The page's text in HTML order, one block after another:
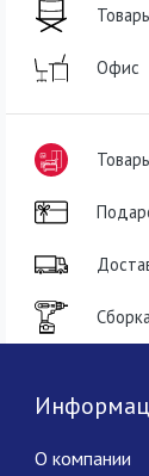
Офис
Сборка
О компании